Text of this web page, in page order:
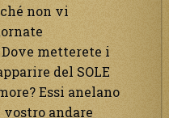
non vi
metterete i
del SOLE
Essi anelano
vostro andare